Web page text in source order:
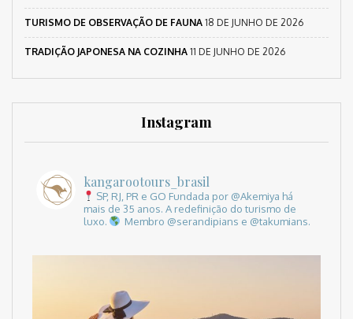
TURISMO DE OBSERVAÇÃO DE FAUNA 18 DE JUNHO DE 2026
TRADIÇÃO JAPONESA NA COZINHA 11 DE JUNHO DE 2026
Instagram
kangarootours_brasil
SP, RJ, PR e GO Fundada por @Akemiya há
mais de 35 anos. A redefinição do turismo de
luxo.
Membro @serandipians e @takumians.